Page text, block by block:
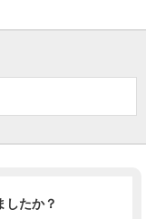
したか？